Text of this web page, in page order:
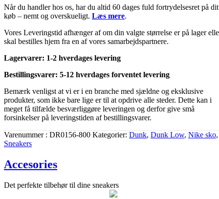
Når du handler hos os, har du altid 60 dages fuld fortrydelsesret på dit
køb – nemt og overskueligt. Læs mere.
Vores Leveringstid afhænger af om din valgte størrelse er på lager
skal bestilles hjem fra en af vores samarbejdspartnere.
Lagervarer: 1-2 hverdages levering
Bestillingsvarer: 5-12 hverdages forventet levering
Bemærk venligst at vi er i en branche med sjældne og eksklusive
produkter, som ikke bare lige er til at opdrive alle steder. Dette kan i
meget få tilfælde besværliggøre leveringen og derfor give små
forsinkelser på leveringstiden af bestillingsvarer.
Varenummer DR0156-800 Kategorier Dunk, Dunk Low, Nike sko,
Sneakers
Accesories
Det perfekte tilbehør til dine sneakers